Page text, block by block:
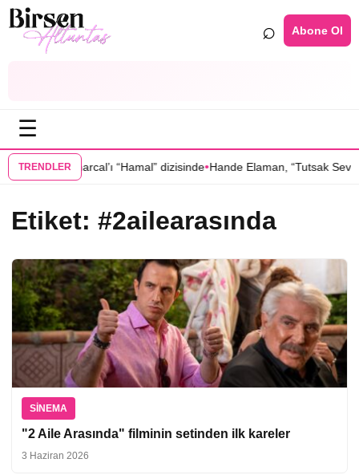
⌕ Abone Ol
☰
TRENDLER
Oktay Kaynarcal’ı “Hamal” dizisinde•Hande Elaman, “Tutsak
Etiket: #2ailearasında
SINEMA
"2 Aile Arasında" filminin setinden ilk kareler
3 Haziran 2026